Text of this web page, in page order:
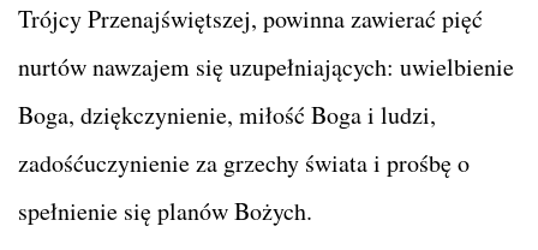
Trójcy Przenajświętszej, powinna zawierać pięć
nurtów nawzajem się uzupełniających: uwielbienie
Boga, dziękczynienie, miłość Boga i ludzi,
zadośćuczynienie za grzechy świata i prośbę o
spełnienie się planów Bożych.